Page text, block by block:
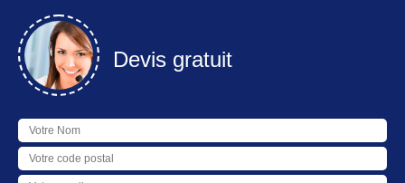
Devis gratuit